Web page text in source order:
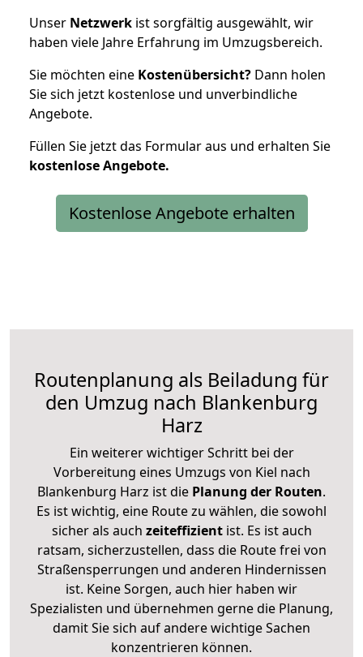
Unser Netzwerk ist sorgfältig ausgewählt, wir
haben viele Jahre Erfahrung im Umzugsbereich.
Sie möchten eine Kostenübersicht? Dann holen
Sie sich jetzt kostenlose und unverbindliche
Angebote.
Füllen Sie jetzt das Formular aus und erhalten Sie
kostenloseAngebote.
Kostenlose Angebote erhalten
Routenplanung als Beiladung für
den Umzug nach Blankenburg
Harz
Ein weiterer wichtiger Schritt bei der
Vorbereitung eines Umzugs von Kiel nach
Blankenburg Harz ist die Planung der Routen.
Es ist wichtig, eine Route zu wählen, die sowohl
sicher als auch zeiteffizientist. Es ist auch
ratsam, sicherzustellen, dass die Route frei von
Straßensperrungen und anderen Hindernissen
ist. Keine Sorgen, auch hier haben wir
Spezialisten und übernehmen gerne die Planung,
damit Sie sich auf andere wichtige Sachen
konzentrieren können.